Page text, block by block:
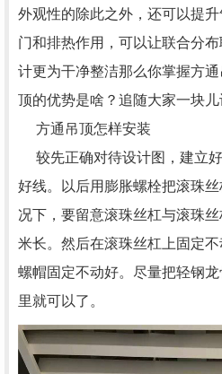
外观性的除此之外，还可以提
门和排热作用，可以让联合分
计更为干净整洁那么你掌握方
顶的优势是啥？追随大家一块儿
方通吊顶怎样安装
较先正确对待设计图，建立
好线。以后用膨胀螺栓把滚珠
况下，要留意滚珠丝杠与滚珠
米长。然后在滚珠丝杠上固定
螺帽固定不动好。尽量把轻钢
里就可以了。